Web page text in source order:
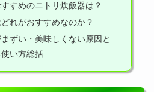
すめのニトリ炊飯器は？
れがおすすめなのか？
ずい・美味しくない原因と
い方総括